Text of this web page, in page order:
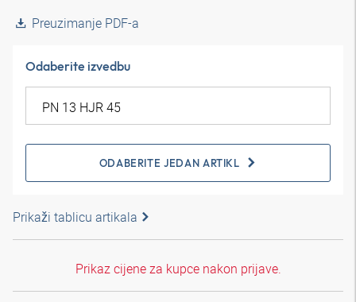
Preuzimanje PDF-a
Odaberite izvedbu
ODABERITE JEDAN ARTIKL
Prikaži tablicu artikala
Prikaz cijene za kupce nakon prijave.